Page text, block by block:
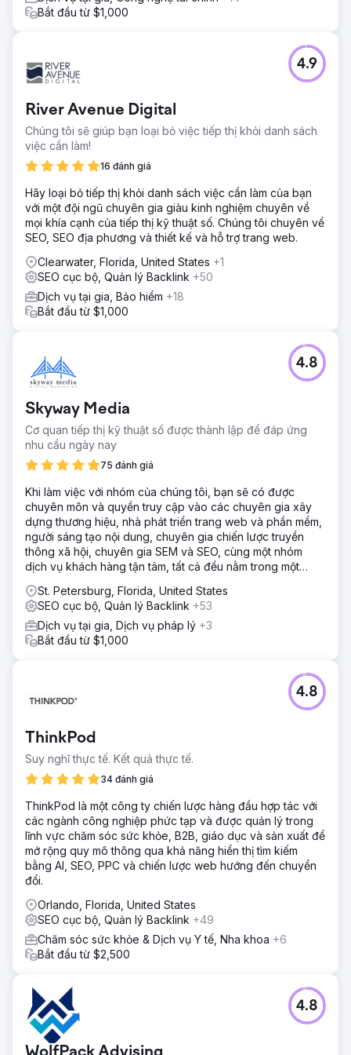
Bắt đầu từ $1,000
River Avenue Digital
Chúng tôi sẽ giúp bạn loại bỏ việc tiếp thị khỏi danh sách
việc cần làm!
16 đánh giá
4.9
Hãy loại bỏ tiếp thị khỏi danh sách việc cần làm của bạn
với một đội ngũ chuyên gia giàu kinh nghiệm chuyên về
mọi khía cạnh của tiếp thị kỹ thuật số. Chúng tôi chuyên về
SEO, SEO địa phương và thiết kế và hỗ trợ trang web.
Clearwater, Florida, United States +1
SEO cục bộ, Quản lý Backlink +50
Dịch vụ tại gia, Bảo hiểm +18
Bắt đầu từ $1,000
Skyway Media
Cơ quan tiếp thị kỹ thuật số được thành lập để đáp ứng
nhu cầu ngày nay
75 đánh giá
4.8
Khi làm việc với nhóm của chúng tôi, bạn sẽ có được
chuyên môn và quyền truy cập vào các chuyên gia xây
dựng thương hiệu, nhà phát triển trang web và phần mềm,
người sáng tạo nội dung, chuyên gia chiến lược truyền
thông xã hội, chuyên gia SEM và SEO, cùng một nhóm
dịch vụ khách hàng tận tâm, tất cả đều nằm trong một
St. Petersburg, Florida, United States
SEO cục bộ, Quản lý Backlink +53
Dịch vụ tại gia, Dịch vụ pháp lý +3
Bắt đầu từ $1,000
ThinkPod
Suy nghĩ thực tế. Kết quả thực tế.
34 đánh giá
4.8
ThinkPod là một công ty chiến lược hàng đầu hợp tác với
các ngành công nghiệp phức tạp và được quản lý trong
lĩnh vực chăm sóc sức khỏe, B2B, giáo dục và sản xuất để
mở rộng quy mô thông qua khả năng hiển thị tìm kiếm
bằng AI, SEO, PPC và chiến lược web hướng đến chuyển
đổi.
Orlando, Florida, United States
SEO cục bộ, Quản lý Backlink +49
Chăm sóc sức khỏe & Dịch vụ Y tế, Nha khoa +6
Bắt đầu từ $2,500
4.8